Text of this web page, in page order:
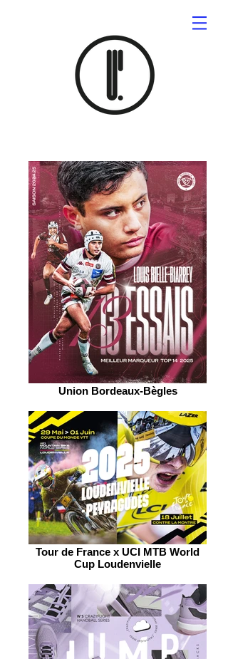
Union Bordeaux-Bègles
Tour de France x UCI MTB World
Cup Loudenvielle